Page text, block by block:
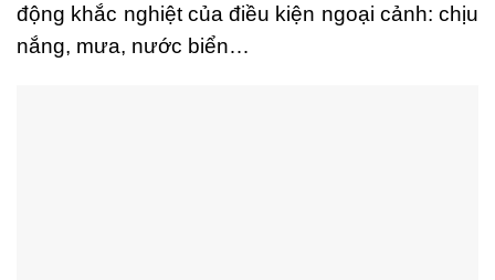
động khắc nghiệt của điều kiện ngoại cảnh: chịu
nắng, mưa, nước biển…